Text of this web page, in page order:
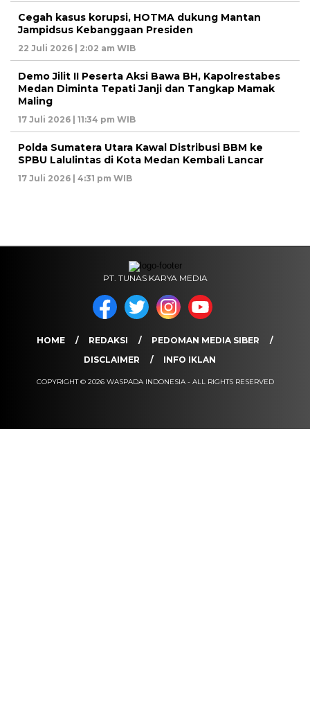
Cegah kasus korupsi, HOTMA dukung Mantan
Jampidsus Kebanggaan Presiden
22 Juli 2026 | 2:02 am WIB
Demo Jilit II Peserta Aksi Bawa BH, Kapolrestabes
Medan Diminta Tepati Janji dan Tangkap Mamak
Maling
17 Juli 2026 | 11:34 pm WIB
Polda Sumatera Utara Kawal Distribusi BBM ke
SPBU Lalulintas di Kota Medan Kembali Lancar
17 Juli 2026 | 4:31 pm WIB
PT. TUNAS KARYA MEDIA
HOME REDAKSI
PEDOMAN MEDIA SIBER
DISCLAIMER
INFO IKLAN
COPYRIGHT © 2026 WASPADA INDONESIA - ALL RIGHTS RESERVED